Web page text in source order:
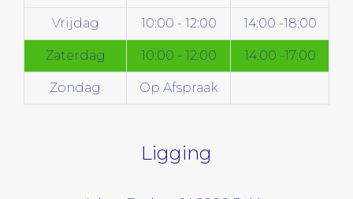
Vrijdag 10:00 - 12:00 14:00 -18:00
Zaterdag 10:00 - 12:00 14:00 -17:00
Zondag Op Afspraak
Ligging